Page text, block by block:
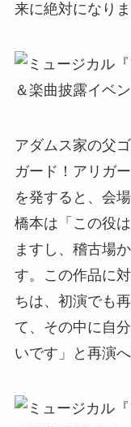
来に絶対になり
アダムス家の父
ガード！アリガ
を発すると、会
橋本は「この役
ますし、稽古場
す。この作品に
ちは、初演でも
て、その中に自
いです」と再演